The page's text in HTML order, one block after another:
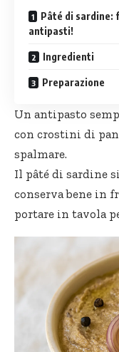
Pâté di sardine:
antipasti!
Ingredienti
Preparazione
Un antipasto
con crostini di
spalmare.
Il pâté di sardine
conserva bene in
portare in tavola